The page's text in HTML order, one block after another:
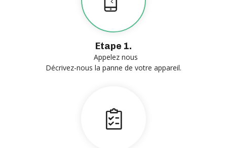
Etape 1.
Appelez nous
Décrivez-nous la panne de votre appareil.